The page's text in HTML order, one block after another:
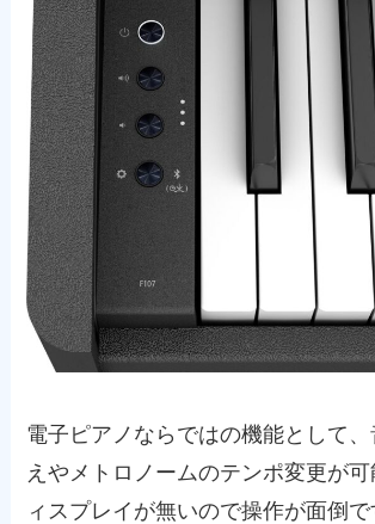
電子ピアノならではの機能として
えやメトロノームのテンポ変更が
ィスプレイが無いので操作が面倒